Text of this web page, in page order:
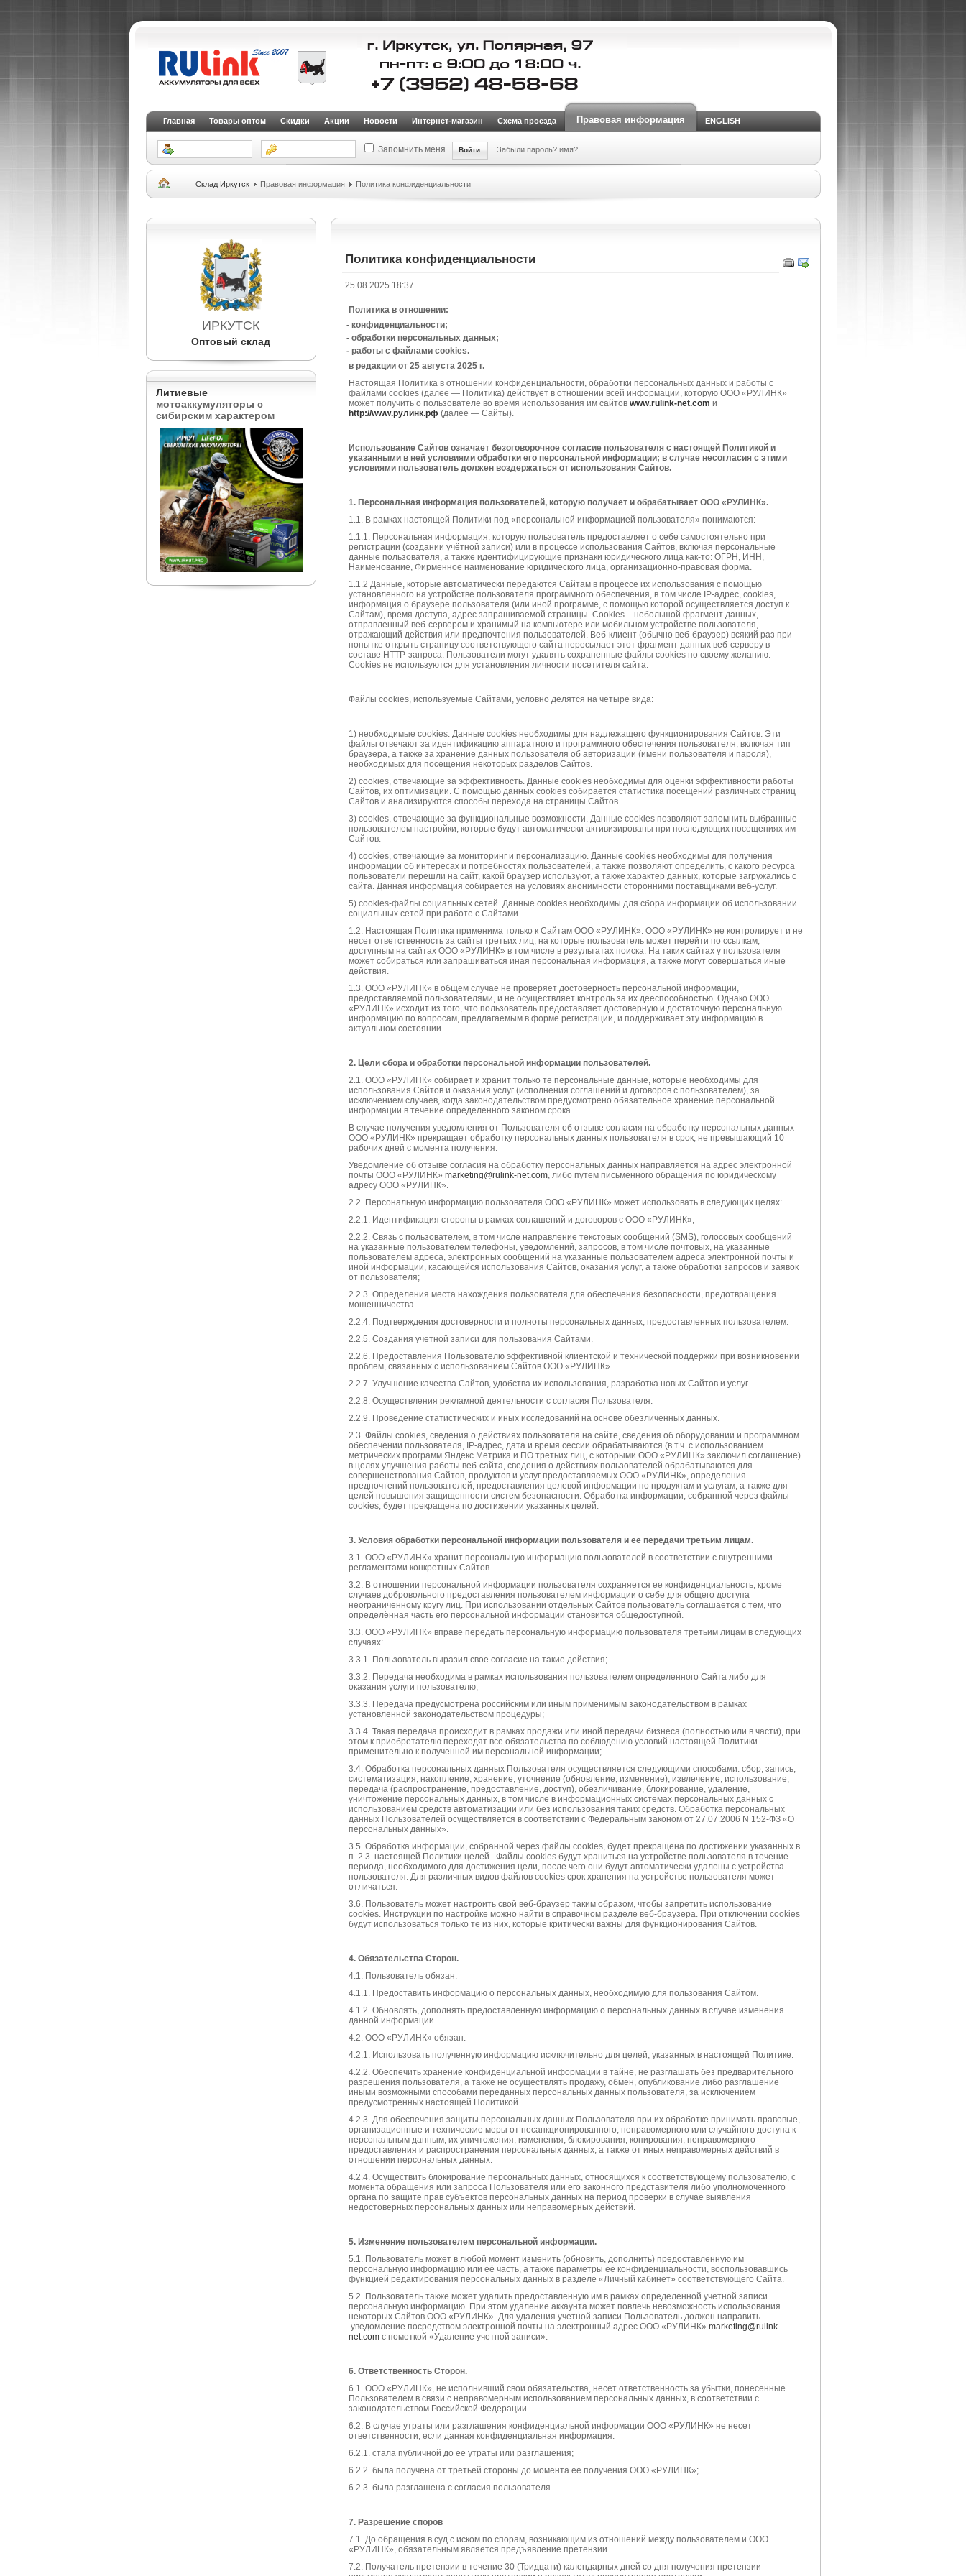
Главная Товары оптом Скидки Акции Новости Интернет-магазин Схема проезда Правовая информация ENGLISH
Запомнить меня Забыли пароль? имя?
Склад Иркутск Правовая информация Политика конфиденциальности
ИРКУТСК
Оптовый склад
Литиевые
мотоаккумуляторы с
сибирским характером
Политика конфиденциальности
25.08.2025 18:37
Политика в отношении:
- конфиденциальности;
- обработки персональных данных;
- работы с файлами cookies.
в редакции от 25 августа 2025 г.
Настоящая Политика в отношении конфиденциальности, обработки персональных данных и работы с
файлами cookies (далее — Политика) действует в отношении всей информации, которую ООО «РУЛИНК»
может получить о пользователе во время использования им сайтов www.rulink-net.com и
http://www.рулинк.рф (далее — Сайты).
Использование Сайтов означает безоговорочное согласие пользователя с настоящей Политикой и
указанными в ней условиями обработки его персональной информации; в случае несогласия с этими
условиями пользователь должен воздержаться от использования Сайтов.
1. Персональная информация пользователей, которую получает и обрабатывает ООО «РУЛИНК».
1.1. В рамках настоящей Политики под «персональной информацией пользователя» понимаются:
1.1.1. Персональная информация, которую пользователь предоставляет о себе самостоятельно при
регистрации (создании учётной записи) или в процессе использования Сайтов, включая персональные
данные пользователя, а также идентифицирующие признаки юридического лица как-то: ОГРН, ИНН,
Наименование, Фирменное наименование юридического лица, организационно-правовая форма.
1.1.2 Данные, которые автоматически передаются Сайтам в процессе их использования с помощью
установленного на устройстве пользователя программного обеспечения, в том числе IP-адрес, cookies,
информация о браузере пользователя (или иной программе, с помощью которой осуществляется доступ к
Сайтам), время доступа, адрес запрашиваемой страницы. Cookies – небольшой фрагмент данных,
отправленный веб-сервером и хранимый на компьютере или мобильном устройстве пользователя,
отражающий действия или предпочтения пользователей. Веб-клиент (обычно веб-браузер) всякий раз при
попытке открыть страницу соответствующего сайта пересылает этот фрагмент данных веб-серверу в
составе HTTP-запроса. Пользователи могут удалять сохраненные файлы cookies по своему желанию.
Cookies не используются для установления личности посетителя сайта.
Файлы cookies, используемые Сайтами, условно делятся на четыре вида:
1) необходимые cookies. Данные cookies необходимы для надлежащего функционирования Сайтов. Эти
файлы отвечают за идентификацию аппаратного и программного обеспечения пользователя, включая тип
браузера, а также за хранение данных пользователя об авторизации (имени пользователя и пароля),
необходимых для посещения некоторых разделов Сайтов.
2) cookies, отвечающие за эффективность. Данные cookies необходимы для оценки эффективности работы
Сайтов, их оптимизации. С помощью данных cookies собирается статистика посещений различных страниц
Сайтов и анализируются способы перехода на страницы Сайтов.
3) cookies, отвечающие за функциональные возможности. Данные cookies позволяют запомнить выбранные
пользователем настройки, которые будут автоматически активизированы при последующих посещениях им
Сайтов.
4) cookies, отвечающие за мониторинг и персонализацию. Данные cookies необходимы для получения
информации об интересах и потребностях пользователей, а также позволяют определить, с какого ресурса
пользователи перешли на сайт, какой браузер используют, а также характер данных, которые загружались с
сайта. Данная информация собирается на условиях анонимности сторонними поставщиками веб-услуг.
5) cookies-файлы социальных сетей. Данные cookies необходимы для сбора информации об использовании
социальных сетей при работе с Сайтами.
1.2. Настоящая Политика применима только к Сайтам ООО «РУЛИНК». ООО «РУЛИНК» не контролирует и не
несет ответственность за сайты третьих лиц, на которые пользователь может перейти по ссылкам,
доступным на сайтах ООО «РУЛИНК» в том числе в результатах поиска. На таких сайтах у пользователя
может собираться или запрашиваться иная персональная информация, а также могут совершаться иные
действия.
1.3. ООО «РУЛИНК» в общем случае не проверяет достоверность персональной информации,
предоставляемой пользователями, и не осуществляет контроль за их дееспособностью. Однако ООО
«РУЛИНК» исходит из того, что пользователь предоставляет достоверную и достаточную персональную
информацию по вопросам, предлагаемым в форме регистрации, и поддерживает эту информацию в
актуальном состоянии.
2. Цели сбора и обработки персональной информации пользователей.
2.1. ООО «РУЛИНК» собирает и хранит только те персональные данные, которые необходимы для
использования Сайтов и оказания услуг (исполнения соглашений и договоров с пользователем), за
исключением случаев, когда законодательством предусмотрено обязательное хранение персональной
информации в течение определенного законом срока.
В случае получения уведомления от Пользователя об отзыве согласия на обработку персональных данных
ООО «РУЛИНК» прекращает обработку персональных данных пользователя в срок, не превышающий 10
рабочих дней с момента получения.
Уведомление об отзыве согласия на обработку персональных данных направляется на адрес электронной
почты ООО «РУЛИНК» marketing@rulink-net.com, либо путем письменного обращения по юридическому
адресу ООО «РУЛИНК».
2.2. Персональную информацию пользователя ООО «РУЛИНК» может использовать в следующих целях:
2.2.1. Идентификация стороны в рамках соглашений и договоров с ООО «РУЛИНК»;
2.2.2. Связь с пользователем, в том числе направление текстовых сообщений (SMS), голосовых сообщений
на указанные пользователем телефоны, уведомлений, запросов, в том числе почтовых, на указанные
пользователем адреса, электронных сообщений на указанные пользователем адреса электронной почты и
иной информации, касающейся использования Сайтов, оказания услуг, а также обработки запросов и заявок
от пользователя;
2.2.3. Определения места нахождения пользователя для обеспечения безопасности, предотвращения
мошенничества.
2.2.4. Подтверждения достоверности и полноты персональных данных, предоставленных пользователем.
2.2.5. Создания учетной записи для пользования Сайтами.
2.2.6. Предоставления Пользователю эффективной клиентской и технической поддержки при возникновении
проблем, связанных с использованием Сайтов ООО «РУЛИНК».
2.2.7. Улучшение качества Сайтов, удобства их использования, разработка новых Сайтов и услуг.
2.2.8. Осуществления рекламной деятельности с согласия Пользователя.
2.2.9. Проведение статистических и иных исследований на основе обезличенных данных.
2.3. Файлы cookies, сведения о действиях пользователя на сайте, сведения об оборудовании и программном
обеспечении пользователя, IP-адрес, дата и время сессии обрабатываются (в т.ч. с использованием
метрических программ Яндекс.Метрика и ПО третьих лиц, с которыми ООО «РУЛИНК» заключил соглашение)
в целях улучшения работы веб-сайта, сведения о действиях пользователей обрабатываются для
совершенствования Сайтов, продуктов и услуг предоставляемых ООО «РУЛИНК», определения
предпочтений пользователей, предоставления целевой информации по продуктам и услугам, а также для
целей повышения защищенности систем безопасности. Обработка информации, собранной через файлы
cookies, будет прекращена по достижении указанных целей.
3. Условия обработки персональной информации пользователя и её передачи третьим лицам.
3.1. ООО «РУЛИНК» хранит персональную информацию пользователей в соответствии с внутренними
регламентами конкретных Сайтов.
3.2. В отношении персональной информации пользователя сохраняется ее конфиденциальность, кроме
случаев добровольного предоставления пользователем информации о себе для общего доступа
неограниченному кругу лиц. При использовании отдельных Сайтов пользователь соглашается с тем, что
определённая часть его персональной информации становится общедоступной.
3.3. ООО «РУЛИНК» вправе передать персональную информацию пользователя третьим лицам в следующих
случаях:
3.3.1. Пользователь выразил свое согласие на такие действия;
3.3.2. Передача необходима в рамках использования пользователем определенного Сайта либо для
оказания услуги пользователю;
3.3.3. Передача предусмотрена российским или иным применимым законодательством в рамках
установленной законодательством процедуры;
3.3.4. Такая передача происходит в рамках продажи или иной передачи бизнеса (полностью или в части), при
этом к приобретателю переходят все обязательства по соблюдению условий настоящей Политики
применительно к полученной им персональной информации;
3.4. Обработка персональных данных Пользователя осуществляется следующими способами: сбор, запись,
систематизация, накопление, хранение, уточнение (обновление, изменение), извлечение, использование,
передача (распространение, предоставление, доступ), обезличивание, блокирование, удаление,
уничтожение персональных данных, в том числе в информационных системах персональных данных с
использованием средств автоматизации или без использования таких средств. Обработка персональных
данных Пользователей осуществляется в соответствии с Федеральным законом от 27.07.2006 N 152-ФЗ «О
персональных данных».
3.5. Обработка информации, собранной через файлы cookies, будет прекращена по достижении указанных в
п. 2.3. настоящей Политики целей. Файлы cookies будут храниться на устройстве пользователя в течение
периода, необходимого для достижения цели, после чего они будут автоматически удалены с устройства
пользователя. Для различных видов файлов cookies срок хранения на устройстве пользователя может
отличаться.
3.6. Пользователь может настроить свой веб-браузер таким образом, чтобы запретить использование
cookies. Инструкции по настройке можно найти в справочном разделе веб-браузера. При отключении cookies
будут использоваться только те из них, которые критически важны для функционирования Сайтов.
4. Обязательства Сторон.
4.1. Пользователь обязан:
4.1.1. Предоставить информацию о персональных данных, необходимую для пользования Сайтом.
4.1.2. Обновлять, дополнять предоставленную информацию о персональных данных в случае изменения
данной информации.
4.2. ООО «РУЛИНК» обязан:
4.2.1. Использовать полученную информацию исключительно для целей, указанных в настоящей Политике.
4.2.2. Обеспечить хранение конфиденциальной информации в тайне, не разглашать без предварительного
разрешения пользователя, а также не осуществлять продажу, обмен, опубликование либо разглашение
иными возможными способами переданных персональных данных пользователя, за исключением
предусмотренных настоящей Политикой.
4.2.3. Для обеспечения защиты персональных данных Пользователя при их обработке принимать правовые,
организационные и технические меры от несанкционированного, неправомерного или случайного доступа к
персональным данным, их уничтожения, изменения, блокирования, копирования, неправомерного
предоставления и распространения персональных данных, а также от иных неправомерных действий в
отношении персональных данных.
4.2.4. Осуществить блокирование персональных данных, относящихся к соответствующему пользователю, с
момента обращения или запроса Пользователя или его законного представителя либо уполномоченного
органа по защите прав субъектов персональных данных на период проверки в случае выявления
недостоверных персональных данных или неправомерных действий.
5. Изменение пользователем персональной информации.
5.1. Пользователь может в любой момент изменить (обновить, дополнить) предоставленную им
персональную информацию или её часть, а также параметры её конфиденциальности, воспользовавшись
функцией редактирования персональных данных в разделе «Личный кабинет» соответствующего Сайта.
5.2. Пользователь также может удалить предоставленную им в рамках определенной учетной записи
персональную информацию. При этом удаление аккаунта может повлечь невозможность использования
некоторых Сайтов ООО «РУЛИНК». Для удаления учетной записи Пользователь должен направить
уведомление посредством электронной почты на электронный адрес ООО «РУЛИНК» marketing@rulink-
net.comс пометкой «Удаление учетной записи».
6. Ответственность Сторон.
6.1. ООО «РУЛИНК», не исполнивший свои обязательства, несет ответственность за убытки, понесенные
Пользователем в связи с неправомерным использованием персональных данных, в соответствии с
законодательством Российской Федерации.
6.2. В случае утраты или разглашения конфиденциальной информации ООО «РУЛИНК» не несет
ответственности, если данная конфиденциальная информация:
6.2.1. стала публичной до ее утраты или разглашения;
6.2.2. была получена от третьей стороны до момента ее получения ООО «РУЛИНК»;
6.2.3. была разглашена с согласия пользователя.
7. Разрешение споров
7.1. До обращения в суд с иском по спорам, возникающим из отношений между пользователем и ООО
«РУЛИНК», обязательным является предъявление претензии.
7.2. Получатель претензии в течение 30 (Тридцати) календарных дней со дня получения претензии